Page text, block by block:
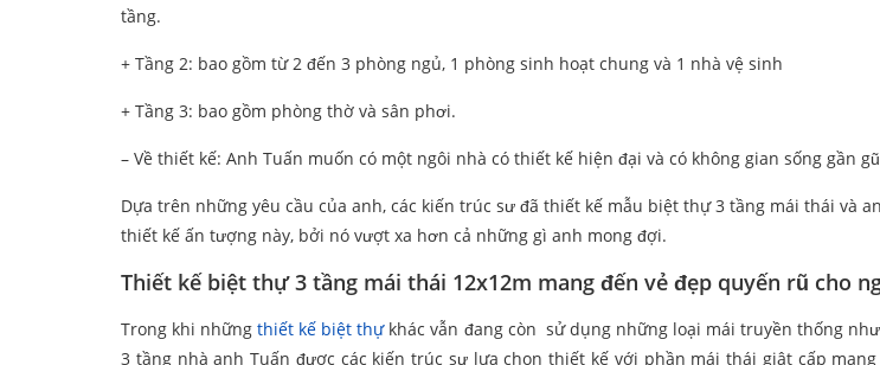
tầng.
+ Tầng 2: bao gồm từ 2 đến 3 phòng ngủ, 1 phòng sinh hoạt chung và 1 nhà vệ sinh
+ Tầng 3: bao gồm phòng thờ và sân phơi.
– Về thiết kế: Anh Tuấn muốn có một ngôi nhà có thiết kế hiện đại và có không gian sống gần
Dựa trên những yêu cầu của anh, các kiến trúc sư đã thiết kế mẫu biệt thự 3 tầng mái thái và
thiết kế ấn tượng này, bởi nó vượt xa hơn cả những gì anh mong đợi.
Thiết kế biệt thự 3 tầng mái thái 12x12m mang đến vẻ đẹp quyến rũ cho
Trong khi nhữngthiết kế biệt thựkhác vẫn đang còn sử dụng những loại mái truyền thống
3 tầng nhà anh Tuấn được các kiến trúc sư lựa chọn thiết kế với phần mái thái giật cấp